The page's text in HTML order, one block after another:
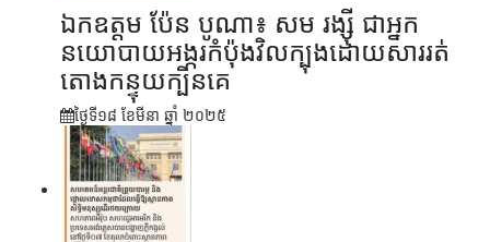
ឯកឧត្តម ប៉ែន បូណា៖ សម រង្ស៊ី ជាអ្នក
នយោបាយអង្ករកំប៉ុងវិលក្បុងដោយសាររត់
តោងកន្ទុយក្បិនគេ
ថ្ងៃទី១៨ ខែ​មីនា ឆ្នាំ ២០២៥